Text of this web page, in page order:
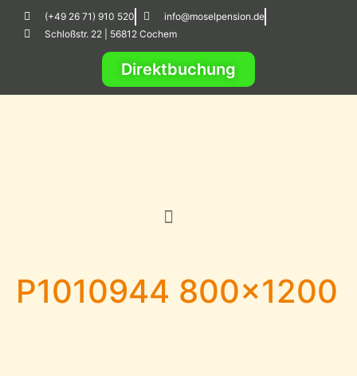
(+49 26 71) 910 520
info@moselpension.de
Schloßstr. 22 | 56812 Cochem
Direktbuchung
P1010944 800×1200